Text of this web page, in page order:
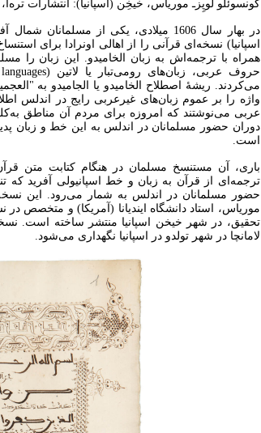
کونسوئلو لوپِزـ موریاس، خیخِن (اسپانیا): انتشارات تره‌آ، 2011. 608ص. شابک: 9788497045759.
در بهار سال 1606 میلادی، یکی از
اسپانیا) نسخه‌ای قرآنی را از اهالی اونرادا برای
همراه با ترجمه‌اش به زبان الخامیدو. این زبان را
می‌کردند. ریشۀ اصطلاح الخامیدو یا الجامیدو به
واژه را بر عموم زبان‌های غیرعربی رایج در اندلس
عربی می‌نوشتند که امروزه برای مردم آن مناطق
دوران حضور مسلمانان در اندلس به این خط و زبان
است.
باری، آن مستنسخ مسلمان در هنگام کتابت متن
ترجمه‌ای از قرآن به زبان و خط اسپانیولی آفرید که
حضور مسلمانان در اندلس به شمار می‌رود. این نسخۀ
موریاس، استاد دانشگاه ایندیانا (آمریکا) و متخصص
لامانچا در شهر تولدو در اسپانیا نگهداری می‌شود.